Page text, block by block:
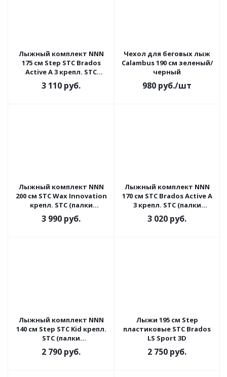
Лыжный комплект NNN
175 см Step STC Brados
Active A 3 крепл. STC
(палки стеклопластик)
3 110 руб.
Чехол для беговых лыж
Calambus 190 см зеленый/
черный
980 руб./шт
Лыжный комплект NNN
200 см STC Wax Innovation
крепл. STC (палки
стеклопластик)
3 990 руб.
Лыжный комплект NNN
170 см STC Brados Active A
3 крепл. STC (палки
стеклопластик)
3 020 руб.
Лыжный комплект NNN
140 см Step STC Kid крепл.
STC (палки
стеклопластик)
2 790 руб.
Лыжи 195 см Step
пластиковые STC Brados
LS Sport 3D
2 750 руб.